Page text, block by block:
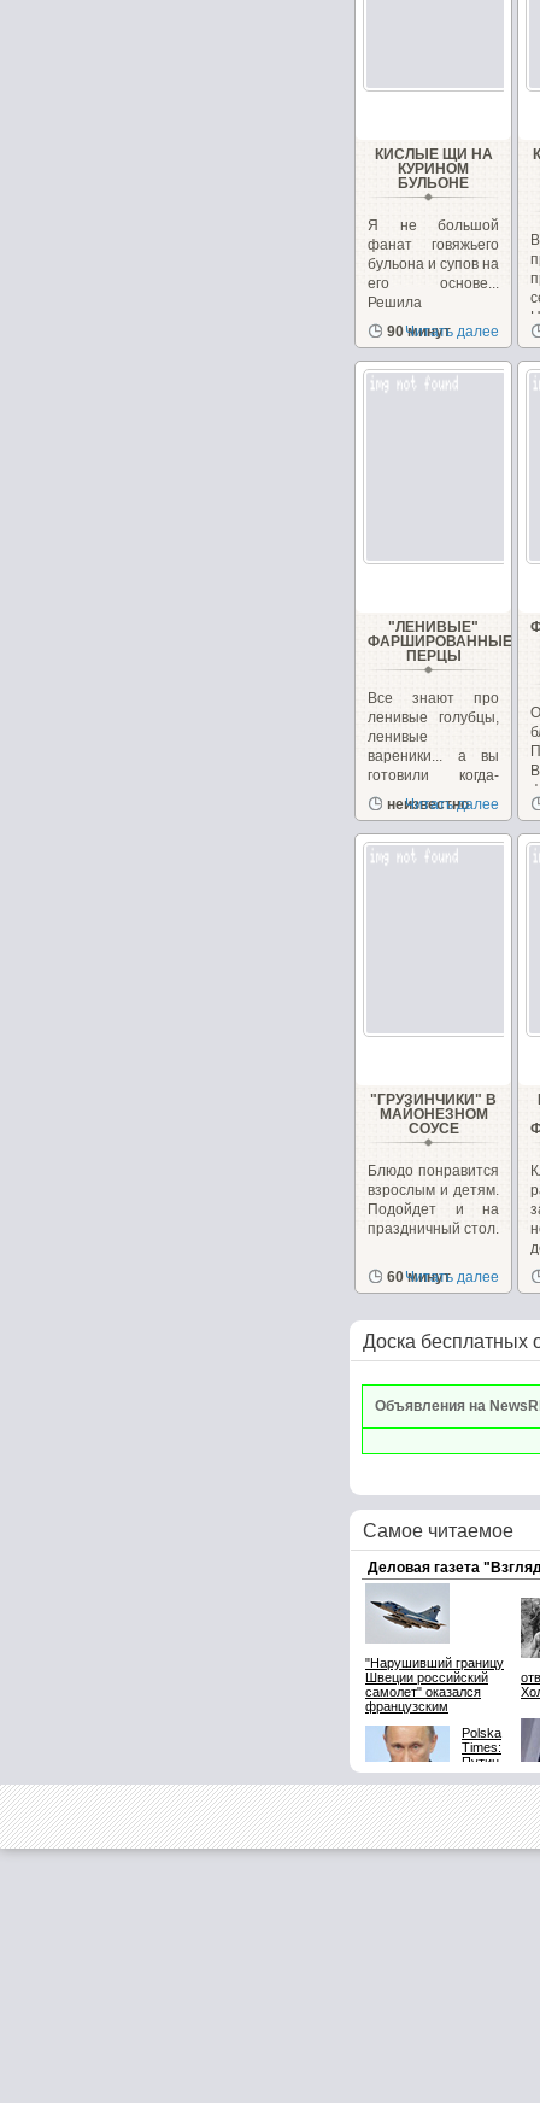
КИСЛЫЕ ЩИ НА
КУРИНОМ
БУЛЬОНЕ
Я не большой
фанат говяжьего
бульона и супов на
его основе...
Решила
заменить...
90 минут
Читать далее
"ЛЕНИВЫЕ"
ФАРШИРОВАННЫЕ
ПЕРЦЫ
Все знают про
ленивые голубцы,
ленивые
вареники... а вы
готовили когда-
нибудь...
неизвестно
Читать далее
"ГРУЗИНЧИКИ" В
МАЙОНЕЗНОМ
СОУСЕ
Блюдо понравится
взрослым и детям.
Подойдет и на
праздничный стол.
60 минут
Читать далее
Доска бесплатных
Объявления на
Самое читаемое